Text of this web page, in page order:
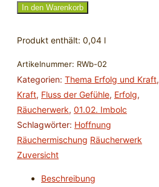
„Zuversicht“
In den Warenkorb
Produkt enthält: 0,04 l
Artikelnummer: RWb-02
Kategorien: Thema Erfolg und Kraft,
Kraft, Fluss der Gefühle, Erfolg,
Räucherwerk, 01.02. Imbolc
Schlagwörter: Hoffnung
Räuchermischung Räucherwerk
Zuversicht
Beschreibung